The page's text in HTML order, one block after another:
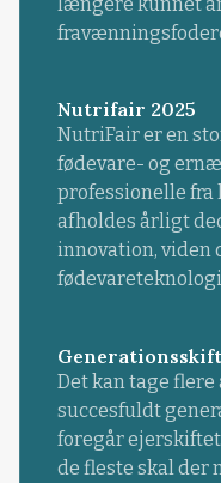
Nutrifair 2025
NutriFair er en
fødevare- og
professionelle fra
afholdes årligt
innovation, viden
Det kan tage
succesfuldt
foregår
de fleste skal der